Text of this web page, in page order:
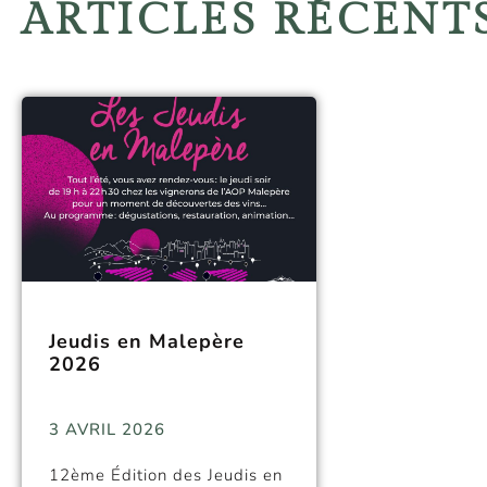
ARTICLES
Jeudis en Malepère
2026
3 AVRIL 2026
12ème Édition des Jeudis en